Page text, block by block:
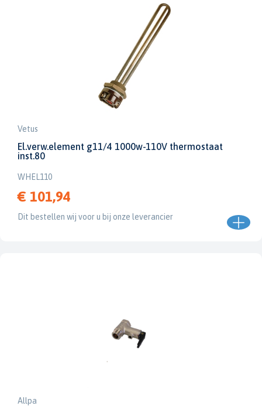
Vetus
El.verw.element g11/4 1000w-110V thermostaat
inst.80
WHEL110
€ 101,94
Dit bestellen wij voor u bij onze leverancier
Allpa